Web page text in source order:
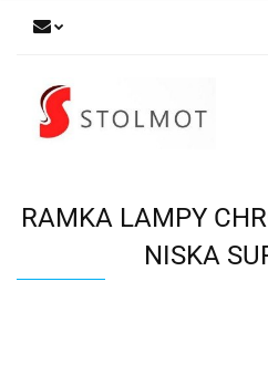
RAMKA LAMPY
NISKA